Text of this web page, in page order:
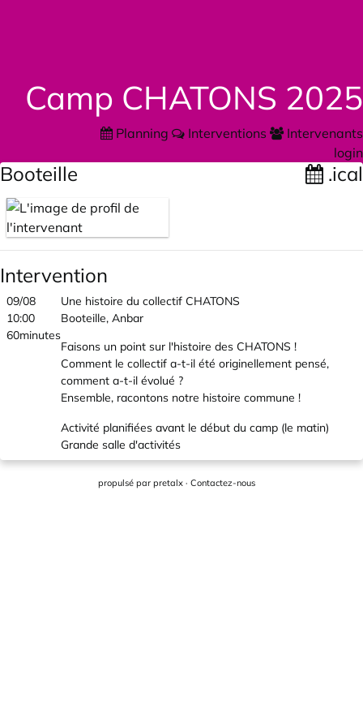
Camp CHATONS 2025
Planning Interventions
Intervenants
login
Booteille .ical
Intervention
09/08
10:00
60minutes
Une histoire du collectif CHATONS
Booteille, Anbar
Faisons un point sur l'histoire des CHATONS !
Comment le collectif a-t-il été originellement pensé,
comment a-t-il évolué ?
Ensemble, racontons notre histoire commune !
Activité planifiées avant le début du camp (le matin)
Grande salle d'activités
propulsé par pretalx · Contactez-nous